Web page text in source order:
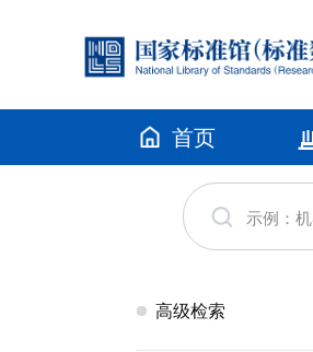
首页
高级检索